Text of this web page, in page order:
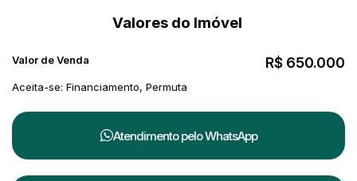
Valores do Imóvel
R$ 650.000
Valor de Venda
Aceita-se: Financiamento, Permuta
Atendimento peloWhatsApp